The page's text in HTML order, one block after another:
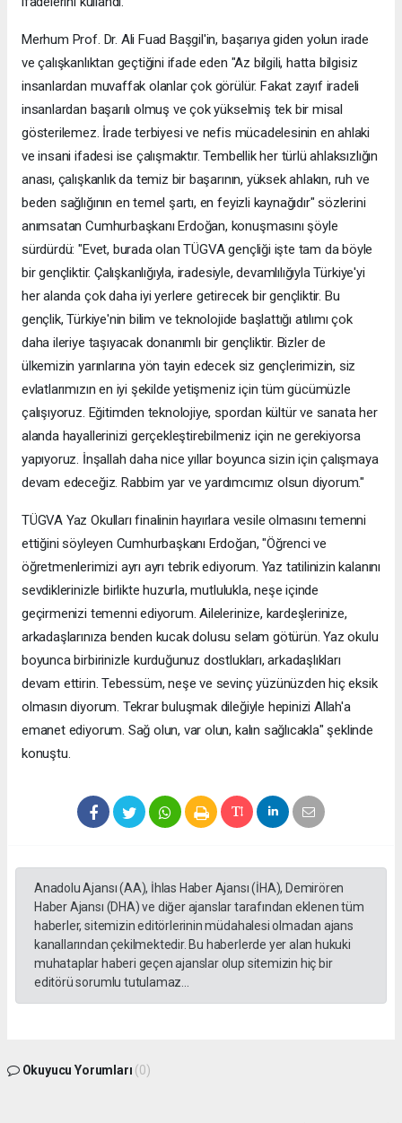
Merhum Prof. Dr. Ali Fuad Başgil'in, başarıya giden yolun irade
ve çalışkanlıktan geçtiğini ifade eden "Az bilgili, hatta bilgisiz
insanlardan muvaffak olanlar çok görülür. Fakat zayıf iradeli
insanlardan başarılı olmuş ve çok yükselmiş tek bir misal
gösterilemez. İrade terbiyesi ve nefis mücadelesinin en ahlaki
ve insani ifadesi ise çalışmaktır. Tembellik her türlü ahlaksızlığın
anası, çalışkanlık da temiz bir başarının, yüksek ahlakın, ruh ve
beden sağlığının en temel şartı, en feyizli kaynağıdır" sözlerini
anımsatan Cumhurbaşkanı Erdoğan, konuşmasını şöyle
sürdürdü: "Evet, burada olan TÜGVA gençliği işte tam da böyle
bir gençliktir. Çalışkanlığıyla, iradesiyle, devamlılığıyla Türkiye'yi
her alanda çok daha iyi yerlere getirecek bir gençliktir. Bu
gençlik, Türkiye'nin bilim ve teknolojide başlattığı atılımı çok
daha ileriye taşıyacak donanımlı bir gençliktir. Bizler de
ülkemizin yarınlarına yön tayin edecek siz gençlerimizin, siz
evlatlarımızın en iyi şekilde yetişmeniz için tüm gücümüzle
çalışıyoruz. Eğitimden teknolojiye, spordan kültür ve sanata her
alanda hayallerinizi gerçekleştirebilmeniz için ne gerekiyorsa
yapıyoruz. İnşallah daha nice yıllar boyunca sizin için çalışmaya
devam edeceğiz. Rabbim yar ve yardımcımız olsun diyorum."
TÜGVA Yaz Okulları finalinin hayırlara vesile olmasını temenni
ettiğini söyleyen Cumhurbaşkanı Erdoğan, "Öğrenci ve
öğretmenlerimizi ayrı ayrı tebrik ediyorum. Yaz tatilinizin kalanını
sevdiklerinizle birlikte huzurla, mutlulukla, neşe içinde
geçirmenizi temenni ediyorum. Ailelerinize, kardeşlerinize,
arkadaşlarınıza benden kucak dolusu selam götürün. Yaz okulu
boyunca birbirinizle kurduğunuz dostlukları, arkadaşlıkları
devam ettirin. Tebessüm, neşe ve sevinç yüzünüzden hiç eksik
olmasın diyorum. Tekrar buluşmak dileğiyle hepinizi Allah'a
emanet ediyorum. Sağ olun, var olun, kalın sağlıcakla" şeklinde
konuştu.
Anadolu Ajansı (AA), İhlas Haber Ajansı (İHA), Demirören
Haber Ajansı (DHA) ve diğer ajanslar tarafından eklenen tüm
haberler, sitemizin editörlerinin müdahalesi olmadan ajans
kanallarından çekilmektedir. Bu haberlerde yer alan hukuki
muhataplar haberi geçen ajanslar olup sitemizin hiç bir
editörü sorumlu tutulamaz...
Okuyucu Yorumları (0)